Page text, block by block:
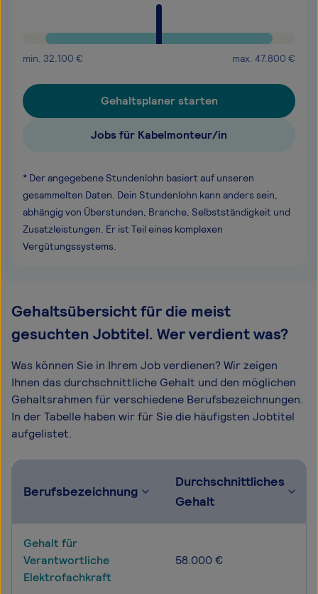
min. 32.100 € max. 47.800 €
Gehaltsplaner starten
Jobs für Kabelmonteur/in
* Der angegebene Stundenlohn basiert auf unseren
gesammelten Daten. Dein Stundenlohn kann anders sein,
abhängig von Überstunden, Branche, Selbstständigkeit und
Zusatzleistungen. Er ist Teil eines komplexen
Vergütungssystems.
Gehaltsübersicht für die meist
gesuchten Jobtitel. Wer verdient was?
Was können Sie in Ihrem Job verdienen? Wir zeigen
Ihnen das durchschnittliche Gehalt und den möglichen
Gehaltsrahmen für verschiedene Berufsbezeichnungen.
In der Tabelle haben wir für Sie die häufigsten Jobtitel
aufgelistet.
Berufsbezeichnung
Durchschnittliches
Gehalt
Gehalt für
Verantwortliche
Elektrofachkraft
58.000 €